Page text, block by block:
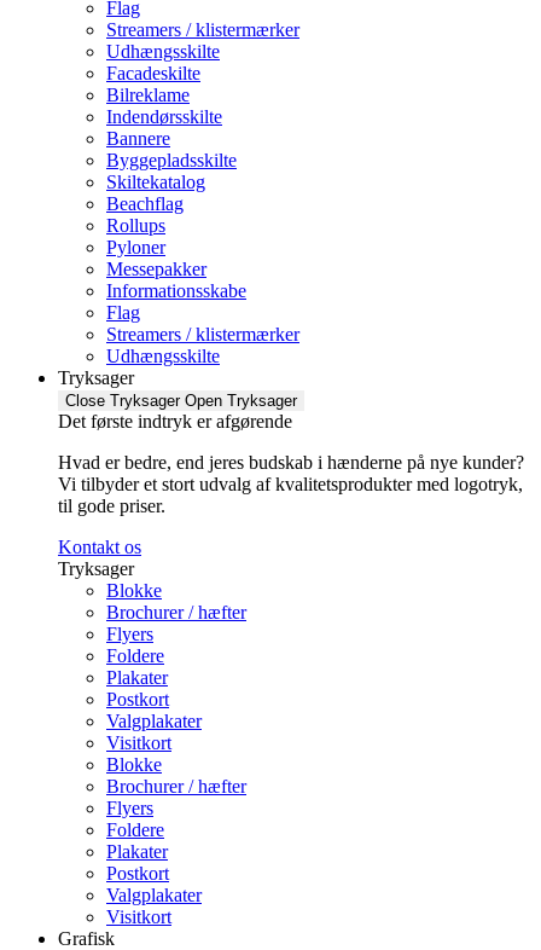
Flag
Streamers / klistermærker
Udhængsskilte
Facadeskilte
Bilreklame
Indendørsskilte
Bannere
Byggepladsskilte
Skiltekatalog
Beachflag
Rollups
Pyloner
Messepakker
Informationsskabe
Flag
Streamers / klistermærker
Udhængsskilte
Tryksager
Close Tryksager Open Tryksager
Det første indtryk er afgørende
Hvad er bedre, end jeres budskab i hænderne på nye kunder?
Vi tilbyder et stort udvalg af kvalitetsprodukter med logotryk,
til gode priser.
Kontakt os
Tryksager
Blokke
Brochurer / hæfter
Flyers
Foldere
Plakater
Postkort
Valgplakater
Visitkort
Blokke
Brochurer / hæfter
Flyers
Foldere
Plakater
Postkort
Valgplakater
Visitkort
Grafisk